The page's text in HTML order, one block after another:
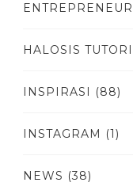
HALOSIS
INSPIRASI (88)
INSTAGRAM (1)
NEWS (38)